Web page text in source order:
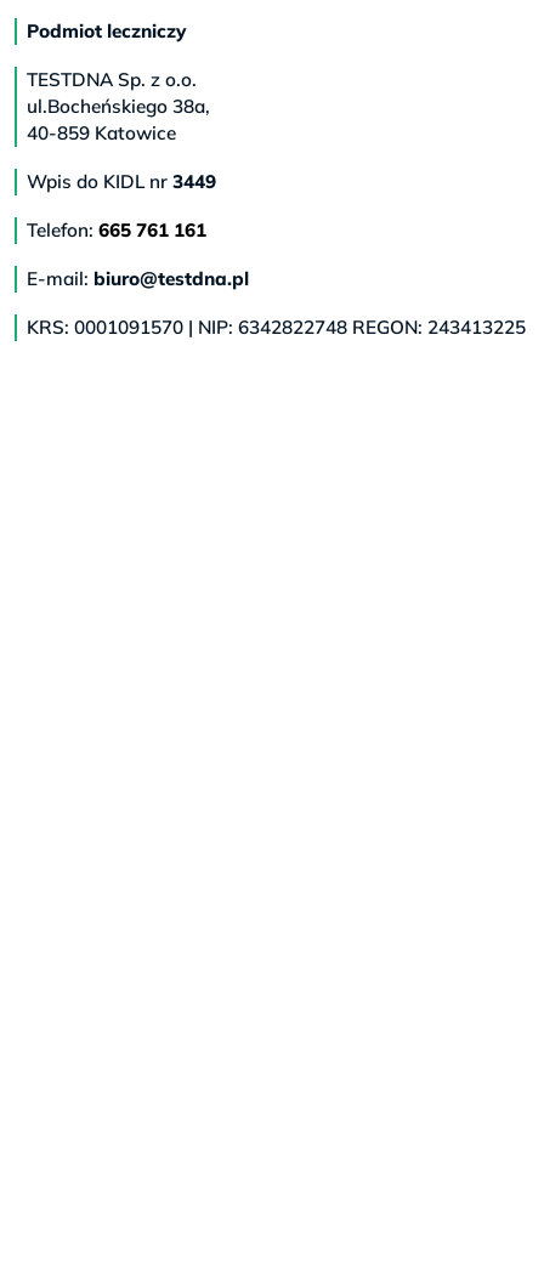
Podmiot leczniczy
TESTDNA Sp. z o.o.
ul.Bocheńskiego 38a,
40-859 Katowice
Wpis do KIDL nr 3449
Telefon: 665 761 161
E-mail: biuro@testdna.pl
KRS: 0001091570 | NIP: 6342822748 REGON: 243413225